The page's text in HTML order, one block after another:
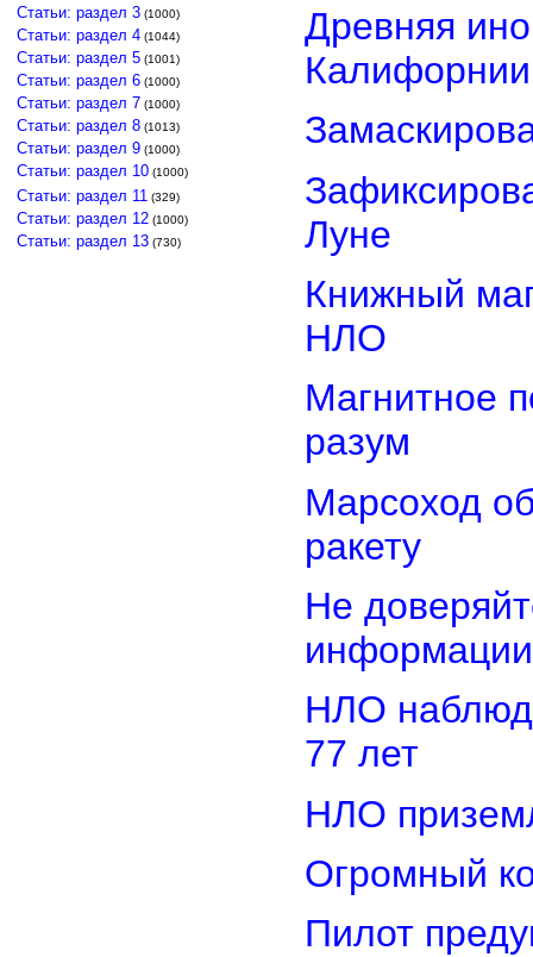
Статьи: раздел 3 (1000)
Статьи: раздел 4 (1044)
Статьи: раздел 5 (1001)
Статьи: раздел 6 (1000)
Статьи: раздел 7 (1000)
Статьи: раздел 8 (1013)
Статьи: раздел 9 (1000)
Статьи: раздел 10 (1000)
Статьи: раздел 11 (329)
Статьи: раздел 12 (1000)
Статьи: раздел 13 (730)
Древняя
Калифорнии
Луне
Книжный
НЛО
Магнитное
разум
Марсоход
ракету
Не
информации
НЛО
77 лет
НЛО
Огромный
Пилот